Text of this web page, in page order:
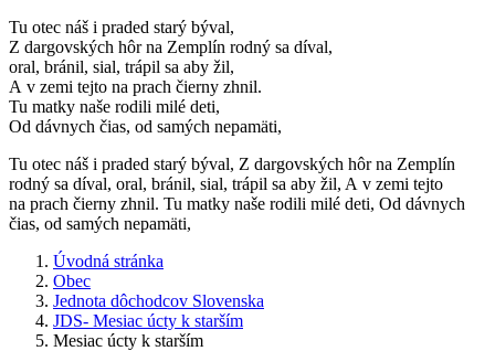
Tu otec náš i praded starý býval,
Z dargovských hôr na Zemplín rodný sa díval,
oral, bránil, sial, trápil sa aby žil,
A v zemi tejto na prach čierny zhnil.
Tu matky naše rodili milé deti,
Od dávnych čias, od samých nepamäti,
Tu otec náš i praded starý býval, Z dargovských hôr na Zemplín
rodný sa díval, oral, bránil, sial, trápil sa aby žil, A v zemi tejto
na prach čierny zhnil. Tu matky naše rodili milé deti, Od dávnych
čias, od samých nepamäti,
Úvodná stránka
Obec
Jednota dôchodcov Slovenska
JDS- Mesiac úcty k starším
Mesiac úcty k starším